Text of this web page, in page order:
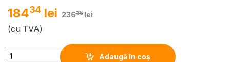
18434 lei 23635 lei
(cu TVA)
Quantity
Adaugă în coș